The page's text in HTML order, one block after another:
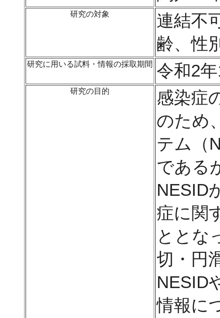
研究の対象
連結不
齢、性
研究に用いる試料・情報の採取期間 令和2
研究の目的
感染症
のため
テム（
である
NESID
症に関
ととな
切・円
NESID
情報に